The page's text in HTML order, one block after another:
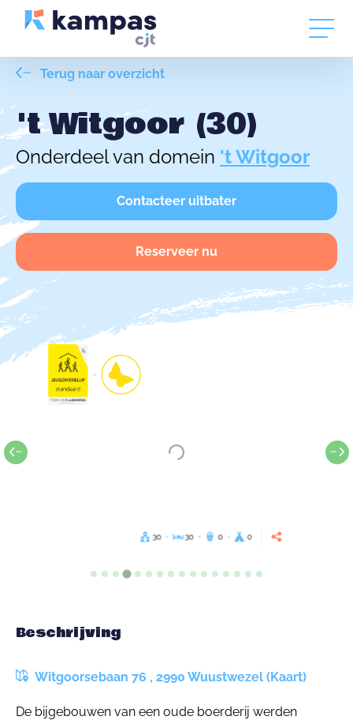
Terug naar overzicht
't Witgoor (30)
Onderdeel van domein 't Witgoor
Contacteer uitbater
Reserveer nu
30 30 0 0
Beschrijving
Witgoorsebaan 76 , 2990 Wuustwezel (Kaart)
De bijgebouwen van een oude boerderij werden